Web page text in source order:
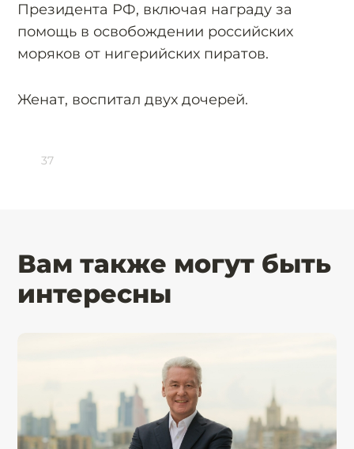
Президента РФ, включая награду за
помощь в освобождении российских
моряков от нигерийских пиратов.
Женат, воспитал двух дочерей.
37
Вам также могут быть
интересны